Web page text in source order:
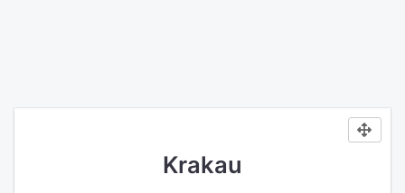
Krakau